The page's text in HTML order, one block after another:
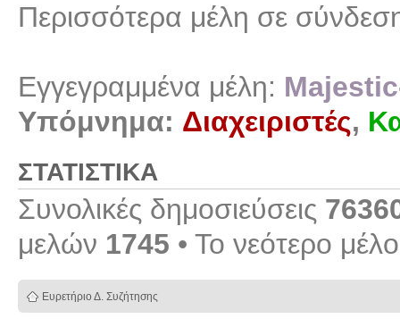
Περισσότερα μέλη σε
Εγγεγραμμένα μέλη:
Υπόμνημα: Διαχειριστές,
ΣΤΑΤΙΣΤΙΚΆ
Συνολικές δημοσιεύσεις
μελών 1745 • Το νεότερο
Ευρετήριο Δ. Συζήτησης